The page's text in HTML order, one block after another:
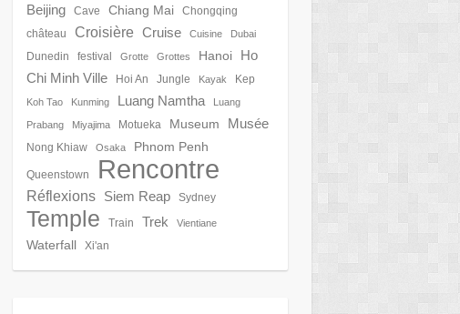
Beijing Cave Chiang Mai
Chongqing
château
Croisière Cruise Cuisine Dubai
Dunedin festival Grotte Grottes Hanoi
Ho
Chi Minh Ville
Hoi An Jungle Kayak Kep
Koh Tao Kunming Luang Namtha Luang
Prabang Miyajima Motueka Museum Musée
Nong Khiaw Osaka Phnom Penh
Queenstown Rencontre
Réflexions Siem Reap Sydney
Temple Train Trek Vientiane
Waterfall Xi'an